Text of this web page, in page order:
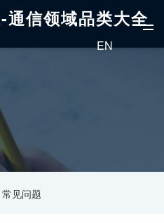
通信领域品类大全
EN
常见问题